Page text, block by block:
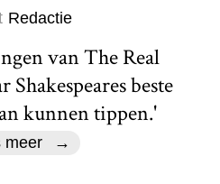
Redactie
van The Real
Shakespeares beste
kunnen tippen.'
meer